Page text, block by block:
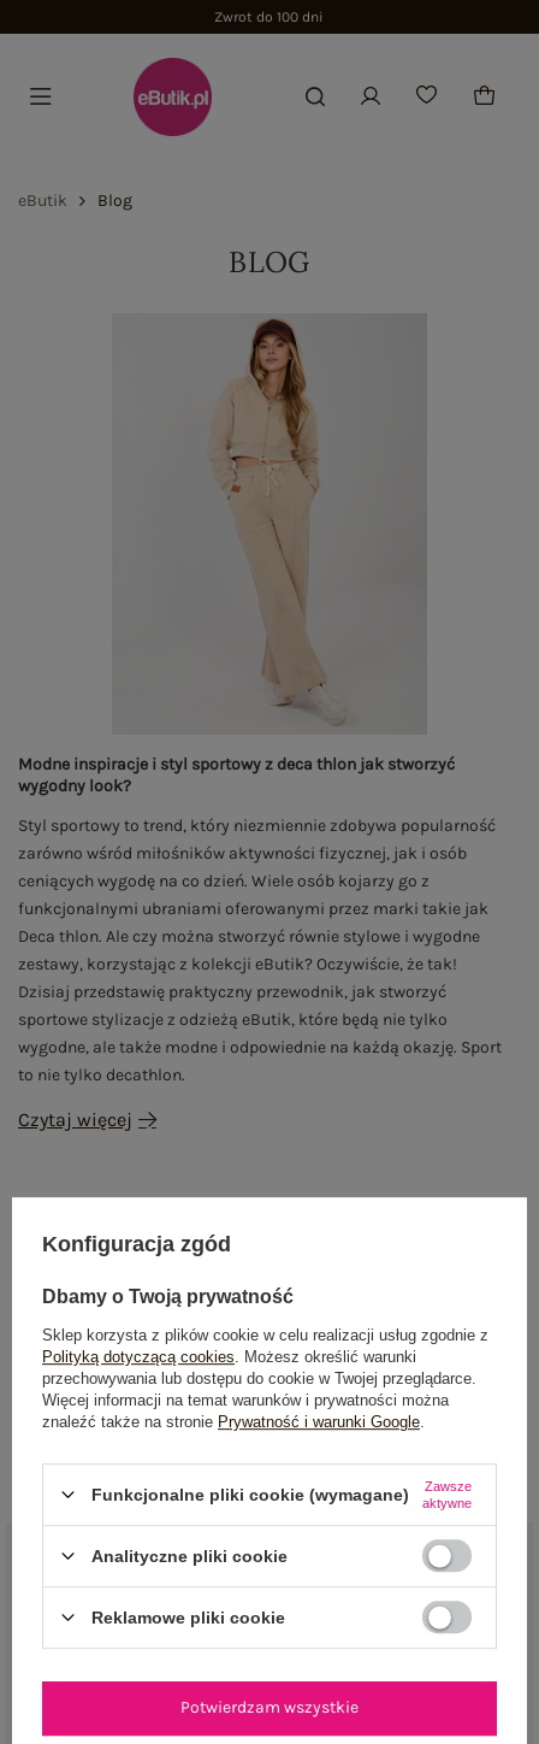
Zwrot do 100 dni
eButik Blog
BLOG
Modne inspiracje i styl sportowy z deca thlon jak stworzyć
wygodny look?
Styl sportowy to trend, który niezmiennie zdobywa popularność
zarówno wśród miłośników aktywności fizycznej, jak i osób
ceniących wygodę na co dzień. Wiele osób kojarzy go z
funkcjonalnymi ubraniami oferowanymi przez marki takie jak
Deca thlon. Ale czy można stworzyć równie stylowe i wygodne
zestawy, korzystając z kolekcji eButik? Oczywiście, że tak!
Dzisiaj przedstawię praktyczny przewodnik, jak stworzyć
sportowe stylizacje z odzieżą eButik, które będą nie tylko
wygodne, ale także modne i odpowiednie na każdą okazję. Sport
to nie tylko decathlon.
Czytaj więcej
NEWSLETTER
Zapisz się do naszego newslettera i otrzymaj 15% zniżki na
pierwsze zamówienie
Konfiguracja zgód
Dbamy o Twoją prywatność
Sklep korzysta z plików cookie w celu realizacji usług zgodnie z
Polityką dotyczącą cookies . Możesz określić warunki
przechowywania lub dostępu do cookie w Twojej przeglądarce.
Więcej informacji na temat warunków i prywatności można
znaleźć także na stronie Prywatność i warunki Google
Funkcjonalne pliki cookie (wymagane)
Zawsze
aktywne
Analityczne pliki cookie
Reklamowe pliki cookie
Potwierdzam wszystkie